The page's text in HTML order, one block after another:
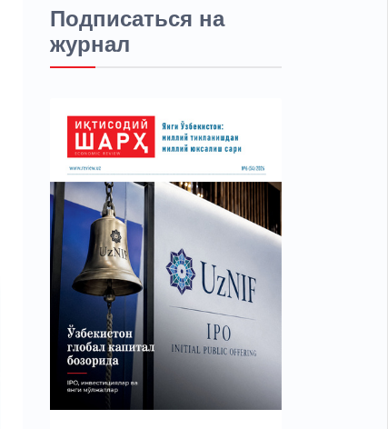
Подписаться на
журнал